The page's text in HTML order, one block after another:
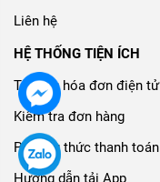
Liên hệ
HỆ THỐNG TIỆN ÍCH
Tra cứu hóa đơn điện tử
Kiểm tra đơn hàng
Phương thức thanh toán
Hướng dẫn tải App